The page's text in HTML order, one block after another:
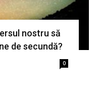
nostru să
de secundă?
0